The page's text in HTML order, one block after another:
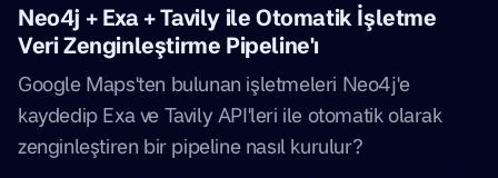
Neo4j + Exa + Tavily ile Otomatik İşletme
Veri Zenginleştirme Pipeline'ı
Google Maps'ten bulunan işletmeleri Neo4j'e
kaydedip Exa ve Tavily API'leri ile otomatik olarak
zenginleştiren bir pipeline nasıl kurulur?